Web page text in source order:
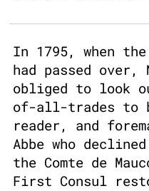
In 1795, when
had passed over,
obliged to look
of-all-trades to
reader, and
Abbe who
the Comte de
First Consul